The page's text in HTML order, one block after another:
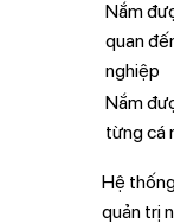
Nắm
quan
nghiệp
Nắm
từng cá
Hệ
quản trị